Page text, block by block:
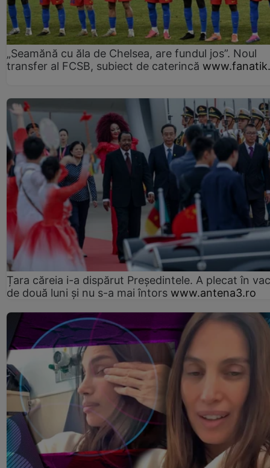
„Seamănă cu ăla de Chelsea, are fundul jos”. Noul
transfer al FCSB, subiect de caterincă
Țara căreia i-a dispărut Președintele. A plecat în
de două luni și nu s-a mai întors www.antena3.ro